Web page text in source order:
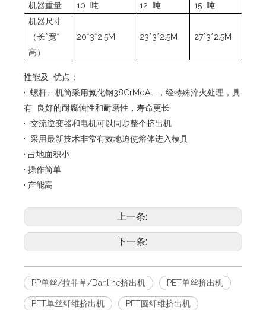
机器重量
10 吨 12 吨
15 吨
机器尺寸
（长*宽*
高）
20*3*2.5M 23*3*2.5M 27*3*2.5M
性能及 优点：
· 螺杆、机筒采用氮化钢38CrMoAl ，经特殊淬火处理，具
有 良好的耐腐蚀性和耐磨性，寿命更长
· 交流逆变器和电机可以同步整个挤出机
· 采用最新技术非常有效地迫使熔体进入模具
· 占地面积小
· 操作简单
· 产能高
上一条:
下一条:
PP单丝/拉菲草/Danline挤出机 PET单丝挤出机
PET单丝纤维挤出机 PET圆纤维挤出机